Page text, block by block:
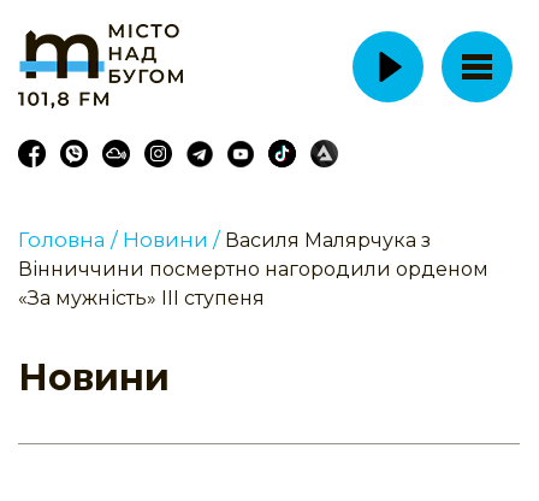
Головна / Новини / Василя Малярчука з
Вінниччини посмертно нагородили орденом
«За мужність» ІІІ ступеня
Новини